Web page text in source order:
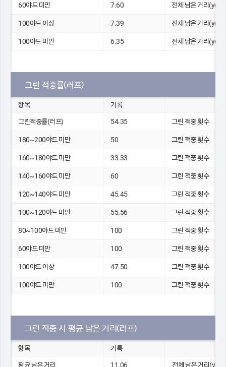
60야드 미만 7.60 전체 남은 거리(yds)
100야드 이상 7.39 전체 남은 거리(yds)
100야드 미만 6.35 전체 남은 거리(yds)
그린 적중률(러프)
항목 기록
그린적중률(러프) 54.35 그린 적중 횟수
180~200야드 미만 50 그린 적중 횟수
160~180야드 미만 33.33 그린 적중 횟수
140~160야드 미만 60 그린 적중 횟수
120~140야드 미만 45.45 그린 적중 횟수
100~120야드 미만 55.56 그린 적중 횟수
80~100야드 미만 100 그린 적중 횟수
60야드 미만 100 그린 적중 횟수
100야드 이상 47.50 그린 적중 횟수
100야드 미만 100 그린 적중 횟수
그린 적중 시 평균 남은 거리(러프)
항목 기록
평균 남은 거리 11.06 전체 남은 거리(yds)